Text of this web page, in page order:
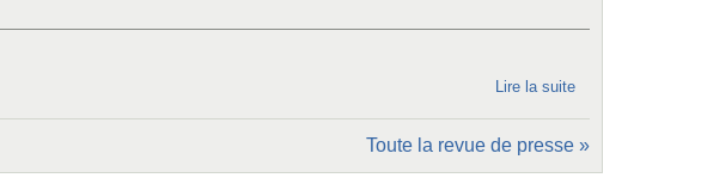
Lire la suite
Conservation
des données
de
Toute la revue de presse »